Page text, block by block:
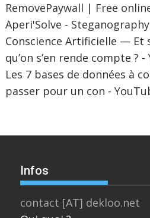
RemovePaywall | Free
Aperi'Solve -
Conscience Artificielle — Et
qu’on s’en rende compte ?
Les 7 bases de données à
passer pour un con -
Infos
contact [AT] dekloo.net